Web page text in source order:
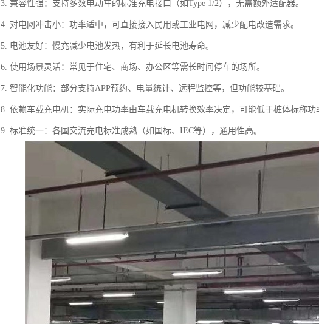
3. 兼容性强：支持多数电动车的标准充电接口（如Type 1/2），无需额外适配器。
4. 对电网冲击小：功率适中，可直接接入民用或工业电网，减少配电改造需求。
5. 电池友好：慢充减少电池发热，有利于延长电池寿命。
6. 使用场景灵活：常见于住宅、商场、办公区等需长时间停车的场所。
7. 智能化功能：部分支持APP预约、电量统计、远程监控等，但功能较基础。
8. 依赖车载充电机：实际充电功率由车载充电机转换效率决定，可能低于桩体标称功
9. 标准统一：各国交流充电标准成熟（如国标、IEC等），通用性高。